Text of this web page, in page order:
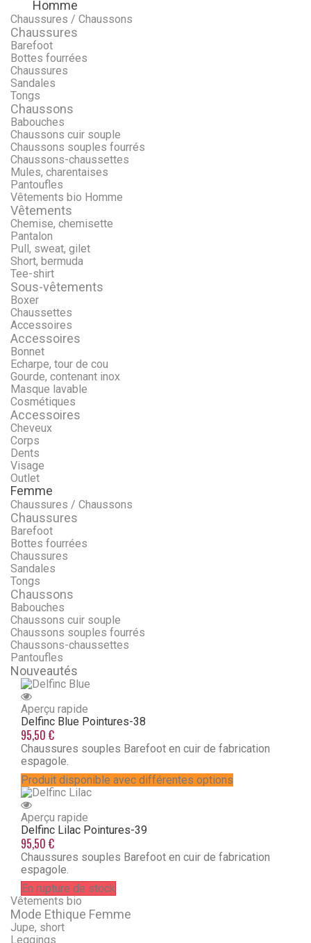
Homme
Chaussures / Chaussons
Chaussures
Barefoot
Bottes fourrées
Chaussures
Sandales
Tongs
Chaussons
Babouches
Chaussons cuir souple
Chaussons souples fourrés
Chaussons-chaussettes
Mules, charentaises
Pantoufles
Vêtements bio Homme
Vêtements
Chemise, chemisette
Pantalon
Pull, sweat, gilet
Short, bermuda
Tee-shirt
Sous-vêtements
Boxer
Chaussettes
Accessoires
Accessoires
Bonnet
Echarpe, tour de cou
Gourde, contenant inox
Masque lavable
Cosmétiques
Accessoires
Cheveux
Corps
Dents
Visage
Outlet
Femme
Chaussures / Chaussons
Chaussures
Barefoot
Bottes fourrées
Chaussures
Sandales
Tongs
Chaussons
Babouches
Chaussons cuir souple
Chaussons souples fourrés
Chaussons-chaussettes
Pantoufles
Nouveautés
Aperçu rapide
Delfinc Blue Pointures-38
95,50 €
Chaussures souples Barefoot en cuir de fabrication
espagole.
Produit disponible avec différentes options
Aperçu rapide
Delfinc Lilac Pointures-39
95,50 €
Chaussures souples Barefoot en cuir de fabrication
espagole.
En rupture de stock
Vêtements bio
Mode Ethique Femme
Jupe, short
Leggings